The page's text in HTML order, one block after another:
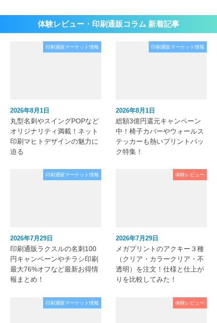
体験レビュー・印刷通販コラム 新着記事
印刷通販マーケット情報
2026年8月1日
丸型名刺やスイングPOPなど
オリジナリティ満載！ネット
印刷マヒトデザインの魅力に
迫る
印刷通販マーケット情報
2026年8月1日
総額3億円還元キャンペーン
中！椅子カバーやウォールス
テッカーも熱いプリントパッ
ク特集！
印刷通販マーケット情報
2026年7月29日
印刷通販ラクスルの名刺100
円キャンペーンやチラシ印刷
最大76%オフなど最新お得情
報まとめ！
体験レビュー
2026年7月29日
メガプリントのアクキー３種
（クリア・カラークリア・不
透明）を注文！仕様と仕上が
りを比較してみた！
印刷通販マーケット情報 体験レビュー